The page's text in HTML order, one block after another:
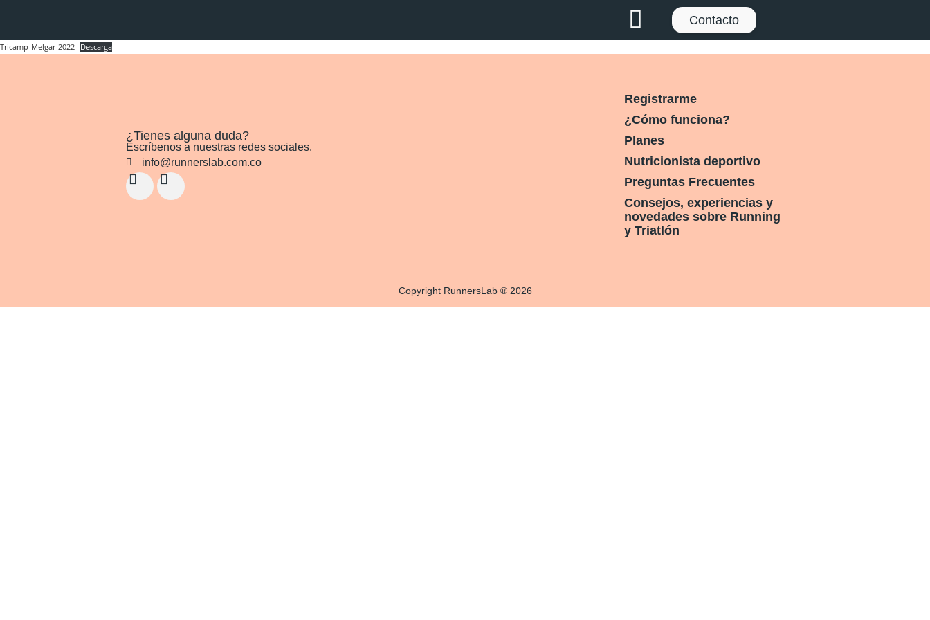
Contacto
Tricamp-Melgar-2022 Descarga
¿Tienes alguna duda?
Escríbenos a nuestras redes sociales.
info@runnerslab.com.co
Registrarme
¿Cómo funciona?
Planes
Nutricionista deportivo
Preguntas Frecuentes
Consejos, experiencias y
novedades sobre Running
y Triatlón
Copyright RunnersLab ® 2026